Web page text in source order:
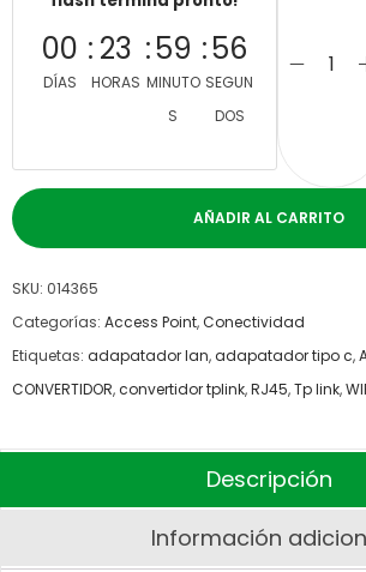
00
DÍAS
23
HORAS
59
MINUTO
S
56
SEGUN
DOS
AÑADIR AL CARRITO
SKU: 014365
Categorías: Access Point,Conectividad
Etiquetas: adapatador lan,adapatador tipo c,
CONVERTIDOR,convertidor tplink,RJ45,Tp link,
Descripción
Información